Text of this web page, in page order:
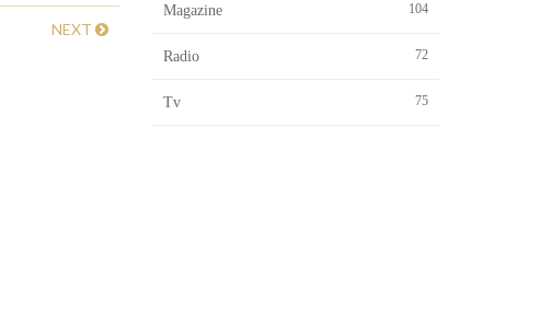
NEXT
Magazine 104
Radio 72
Tv 75